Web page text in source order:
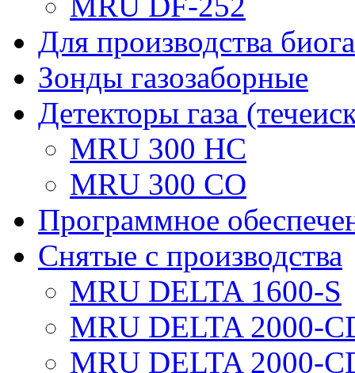
Для производства
Зонды газозаборные
Детекторы газа
MRU 300 HC
MRU 300 CO
Программное
Снятые с производства
MRU DELTA 1600-S
MRU DELTA 2000-
MRU DELTA 2000-